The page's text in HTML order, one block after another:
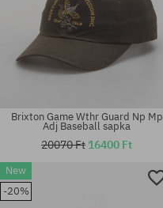
Elérhető méretek:
L-XL; S-M
Brixton Game Wthr Guard Np Mp
Adj Baseball sapka
20070 Ft 16400 Ft
New
-20%